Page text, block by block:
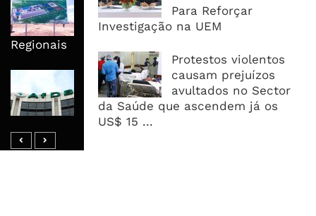
Para Reforçar
Investigação na UEM
Protestos violentos
causam prejuízos
avultados no Sector
da Saúde que ascendem já os
US$ 15 ...
Moçambique No Caminho Da Auto-
Suficiência E Das Exportações
Regionais
AfDB Aprova US$265 Milhões E
Acelera Ligação Da Zâmbia Ao
Corredor Do Lobito